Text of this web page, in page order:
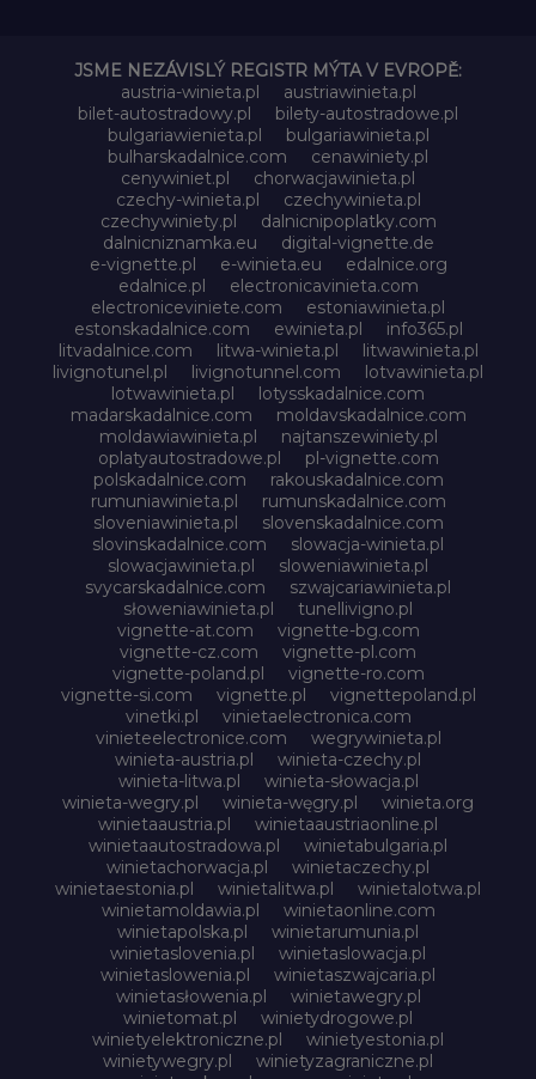
JSME NEZÁVISLÝ REGISTR MÝTA V EVROPĚ:
austria-winieta.pl
austriawinieta.pl
bilet-autostradowy.pl
bilety-autostradowe.pl
bulgariawienieta.pl
bulgariawinieta.pl
bulharskadalnice.com
cenawiniety.pl
cenywiniet.pl
chorwacjawinieta.pl
czechy-winieta.pl
czechywinieta.pl
czechywiniety.pl
dalnicnipoplatky.com
dalnicniznamka.eu
digital-vignette.de
e-vignette.pl
e-winieta.eu
edalnice.org
edalnice.pl
electronicavinieta.com
electroniceviniete.com
estoniawinieta.pl
estonskadalnice.com
ewinieta.pl
info365.pl
litvadalnice.com
litwa-winieta.pl
litwawinieta.pl
livignotunel.pl
livignotunnel.com
lotvawinieta.pl
lotwawinieta.pl
lotysskadalnice.com
madarskadalnice.com
moldavskadalnice.com
moldawiawinieta.pl
najtanszewiniety.pl
oplatyautostradowe.pl
pl-vignette.com
polskadalnice.com
rakouskadalnice.com
rumuniawinieta.pl
rumunskadalnice.com
sloveniawinieta.pl
slovenskadalnice.com
slovinskadalnice.com
slowacja-winieta.pl
slowacjawinieta.pl
sloweniawinieta.pl
svycarskadalnice.com
szwajcariawinieta.pl
słoweniawinieta.pl
tunellivigno.pl
vignette-at.com
vignette-bg.com
vignette-cz.com
vignette-pl.com
vignette-poland.pl
vignette-ro.com
vignette-si.com
vignette.pl
vignettepoland.pl
vinetki.pl
vinietaelectronica.com
vinieteelectronice.com
wegrywinieta.pl
winieta-austria.pl
winieta-czechy.pl
winieta-litwa.pl
winieta-słowacja.pl
winieta-wegry.pl
winieta-węgry.pl
winieta.org
winietaaustria.pl
winietaaustriaonline.pl
winietaautostradowa.pl
winietabulgaria.pl
winietachorwacja.pl
winietaczechy.pl
winietaestonia.pl
winietalitwa.pl
winietalotwa.pl
winietamoldawia.pl
winietaonline.com
winietapolska.pl
winietarumunia.pl
winietaslovenia.pl
winietaslowacja.pl
winietaslowenia.pl
winietaszwajcaria.pl
winietasłowenia.pl
winietawegry.pl
winietomat.pl
winietydrogowe.pl
winietyelektroniczne.pl
winietyestonia.pl
winietywegry.pl
winietyzagraniczne.pl